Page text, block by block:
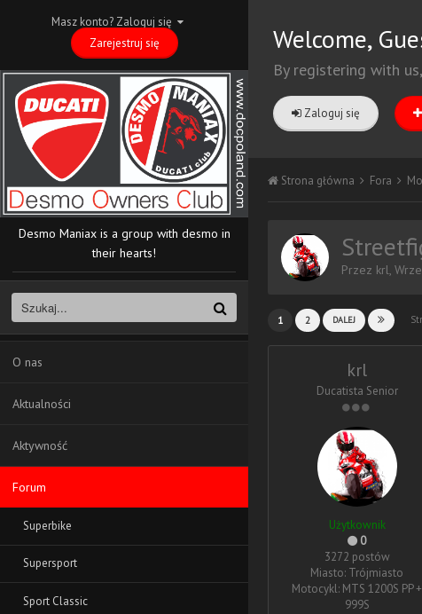
Masz konto? Zaloguj się
Zarejestruj się
Desmo Maniax is a group with desmo in
their hearts!
O nas
Aktualności
Aktywność
Forum
Superbike
Supersport
Sport Classic
Welcome,
By registering with
Zaloguj się
Strona główna Fora
Przez krl,
1 2 DALEJ
krl
Ducatista Senior
Użytkownik
0
3272 postów
Miasto: Trójmiasto
Motocykl: MTS 1200S PP +
999S